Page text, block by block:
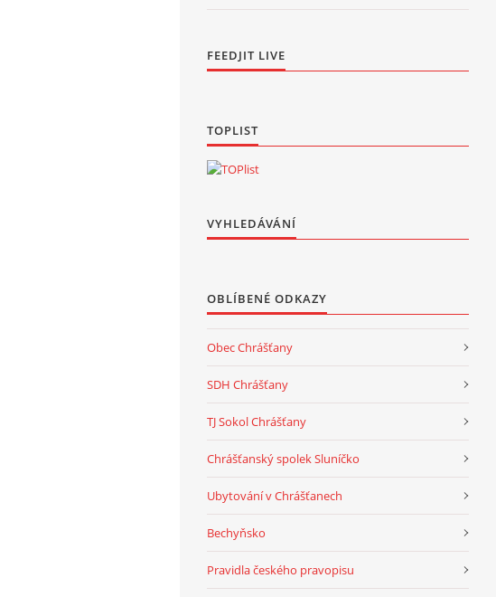
FEEDJIT LIVE
TOPLIST
VYHLEDÁVÁNÍ
OBLÍBENÉ ODKAZY
Obec Chrášťany
SDH Chrášťany
TJ Sokol Chrášťany
Chrášťanský spolek Sluníčko
Ubytování v Chrášťanech
Bechyňsko
Pravidla českého pravopisu